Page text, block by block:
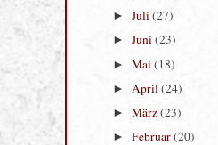
► September
► August(27)
►Juli (27)
► Juni(23)
►Mai (18)
►April (24)